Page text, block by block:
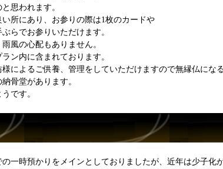
思われます。
所にあり、お参りの際は1枚のカードや
らでお参りいただけます。
風の心配もありません。
ン内に含まれております。
によるご供養、管理をしていただけますので無縁仏にな
骨堂があります。
です。
一時預かりをメインとしておりましたが、近年は少子化